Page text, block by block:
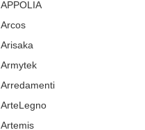
APPOLIA
Arcos
Arisaka
Armytek
Arredamenti
ArteLegno
Artemis